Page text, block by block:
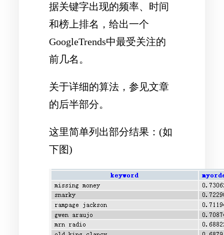
据关键字出现的频率、时间
和榜上排名，给出一个
GoogleTrends中最受关注的
前几名。
关于详细的算法，参见文章
的后半部分。
这里简单列出部分结果：(如
下图)